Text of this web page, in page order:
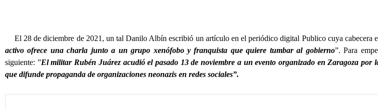
El 28 de diciembre de 2021, un tal Danilo Albín escribió un artículo en el periódico digital Publico cuya cabecera
activo ofrece una charla junto a un grupo xenófobo y franquista que quiere tumbar al gobierno”. Para
siguiente: ”El militar Rubén Juárez acudió el pasado 13 de noviembre a un evento organizado en Zaragoza por
que difunde propaganda de organizaciones neonazis en redes sociales”.